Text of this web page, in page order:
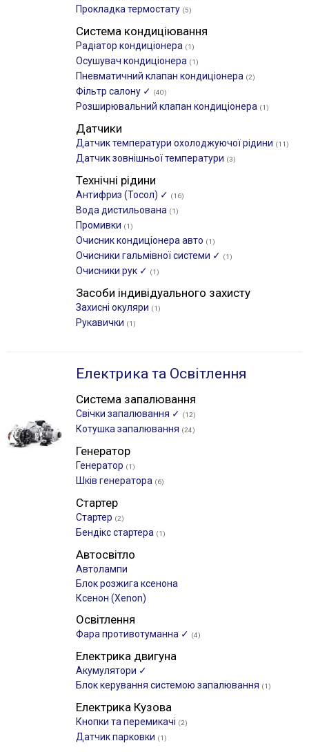
Прокладка термостату (5)
Система кондиціювання
Радіатор кондиціонера (1)
Осушувач кондиціонера (1)
Пневматичний клапан кондиціонера (2)
Фільтр салону ✓ (40)
Розширювальний клапан кондиціонера (1)
Датчики
Датчик температури охолоджуючої рідини (11)
Датчик зовнішньої температури (3)
Технічні рідини
Антифриз (Тосол) ✓ (16)
Вода дистильована (1)
Промивки (1)
Очисник кондиціонера авто (1)
Очисники гальмівної системи ✓ (1)
Очисники рук ✓ (1)
Засоби індивідуального захисту
Захисні окуляри (1)
Рукавички (1)
Електрика та Освітлення
Система запалювання
Свічки запалювання ✓ (12)
Котушка запалювання (24)
Генератор
Генератор (1)
Шків генератора (6)
Стартер
Стартер (2)
Бендікс стартера (1)
Автосвітло
Автолампи
Блок розжига ксенона
Ксенон (Xenon)
Освітлення
Фара противотуманна ✓ (4)
Електрика двигуна
Акумулятори ✓
Блок керування системою запалювання (1)
Електрика Кузова
Кнопки та перемикачі (2)
Датчик парковки (1)